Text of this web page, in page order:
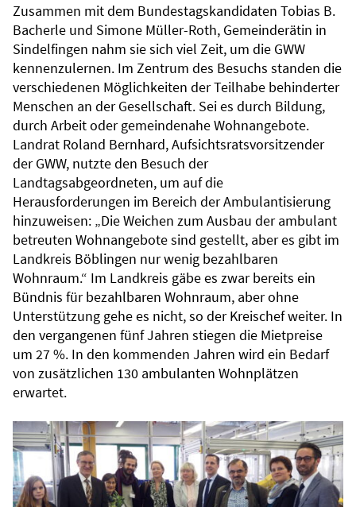
Zusammen mit dem Bundestagskandidaten Tobias B.
Bacherle und Simone Müller-Roth, Gemeinderätin in
Sindelfingen nahm sie sich viel Zeit, um die GWW
kennenzulernen. Im Zentrum des Besuchs standen die
verschiedenen Möglichkeiten der Teilhabe behinderter
Menschen an der Gesellschaft. Sei es durch Bildung,
durch Arbeit oder gemeindenahe Wohnangebote.
Landrat Roland Bernhard, Aufsichtsratsvorsitzender
der GWW, nutzte den Besuch der
Landtagsabgeordneten, um auf die
Herausforderungen im Bereich der Ambulantisierung
hinzuweisen: „Die Weichen zum Ausbau der ambulant
betreuten Wohnangebote sind gestellt, aber es gibt im
Landkreis Böblingen nur wenig bezahlbaren
Wohnraum.“ Im Landkreis gäbe es zwar bereits ein
Bündnis für bezahlbaren Wohnraum, aber ohne
Unterstützung gehe es nicht, so der Kreischef weiter. In
den vergangenen fünf Jahren stiegen die Mietpreise
um 27 %. In den kommenden Jahren wird ein Bedarf
von zusätzlichen 130 ambulanten Wohnplätzen
erwartet.